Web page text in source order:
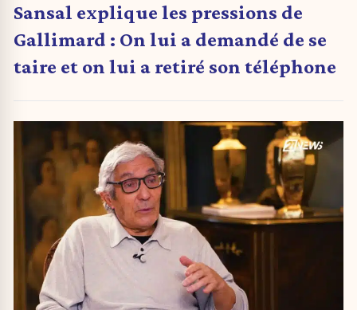
Sansal explique les pressions de
Gallimard : On lui a demandé de se
taire et on lui a retiré son téléphone